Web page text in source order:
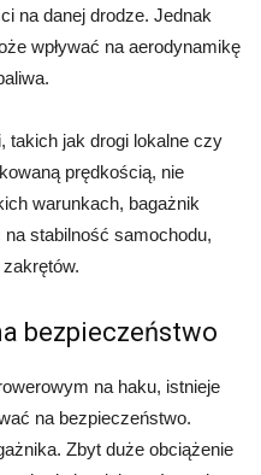
na danej drodze. Jednak
wpływać na aerodynamikę
takich jak drogi lokalne czy
prędkością, nie
warunkach, bagażnik
stabilność samochodu,
bezpieczeństwo
na haku, istnieje
na bezpieczeństwo.
Zbyt duże obciążenie